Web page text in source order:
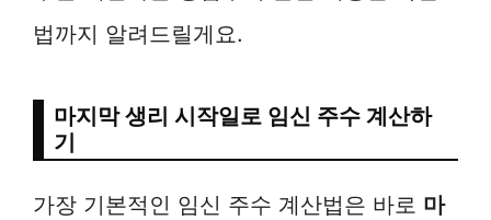
법까지 알려드릴게요.
마지막 생리 시작일로 임신 주수 계산하
기
가장 기본적인 임신 주수 계산법은 바로 마